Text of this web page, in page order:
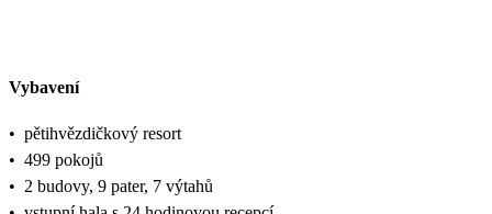
Vybavení
• pětihvězdičkový resort
• 499 pokojů
• 2 budovy, 9 pater, 7 výtahů